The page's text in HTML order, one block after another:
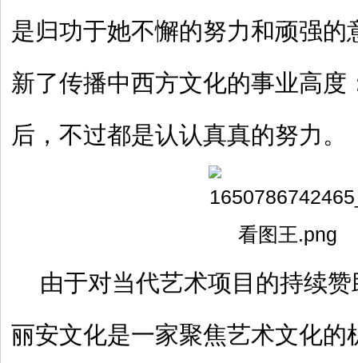
是归功于她不懈的努力和顽强的
新了传播中西方文化的事业高度
后，不过都是认认真真的努力。
由于对当代艺术项目的持续
丽安文化是一家聚焦艺术文化的